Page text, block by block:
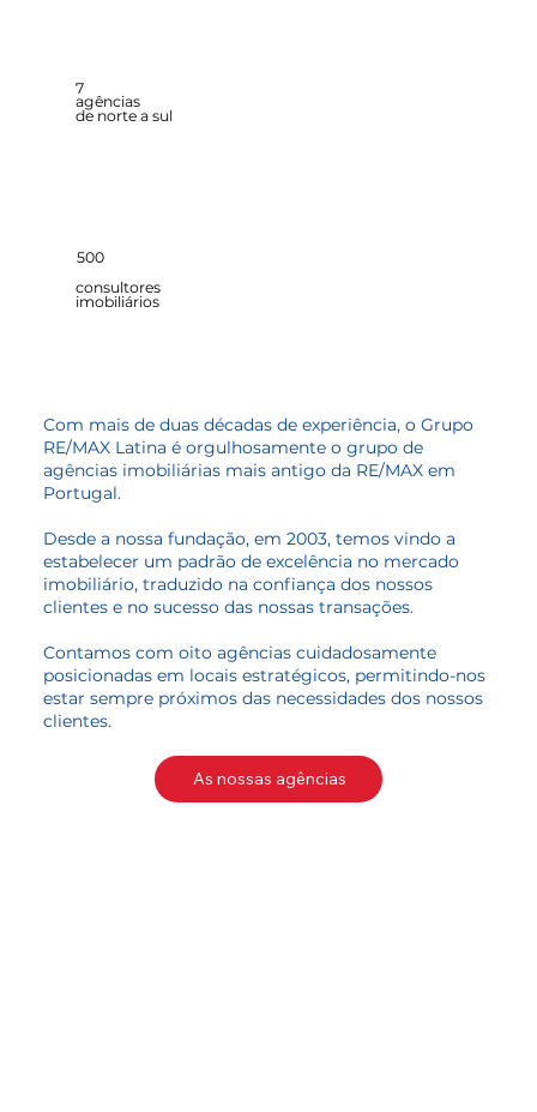
Com mais de duas décadas de experiência, o Grupo
RE/MAX Latina é orgulhosamente o grupo de
agências imobiliárias mais antigo da RE/MAX em
Portugal.
Desde a nossa fundação, em 2003, temos vindo a
estabelecer um padrão de excelência no mercado
imobiliário, traduzido na confiança dos nossos
clientes e no sucesso das nossas transações.
Contamos com oito agências cuidadosamente
posicionadas em locais estratégicos, permitindo-nos
estar sempre próximos das necessidades dos nossos
clientes.
As nossas agências
7
agências
de norte a sul
500
consultores
imobiliários